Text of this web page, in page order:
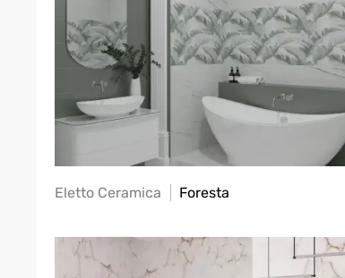
Eletto Ceramica Foresta